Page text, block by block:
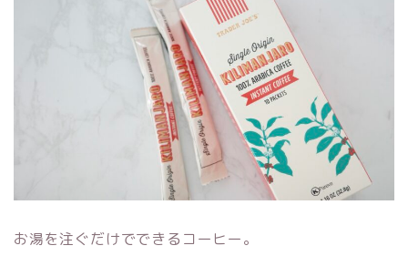
お湯を注ぐだけでできるコーヒー。